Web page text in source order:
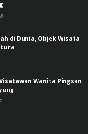
di Dunia, Objek Wisata
Wanita Pingsan